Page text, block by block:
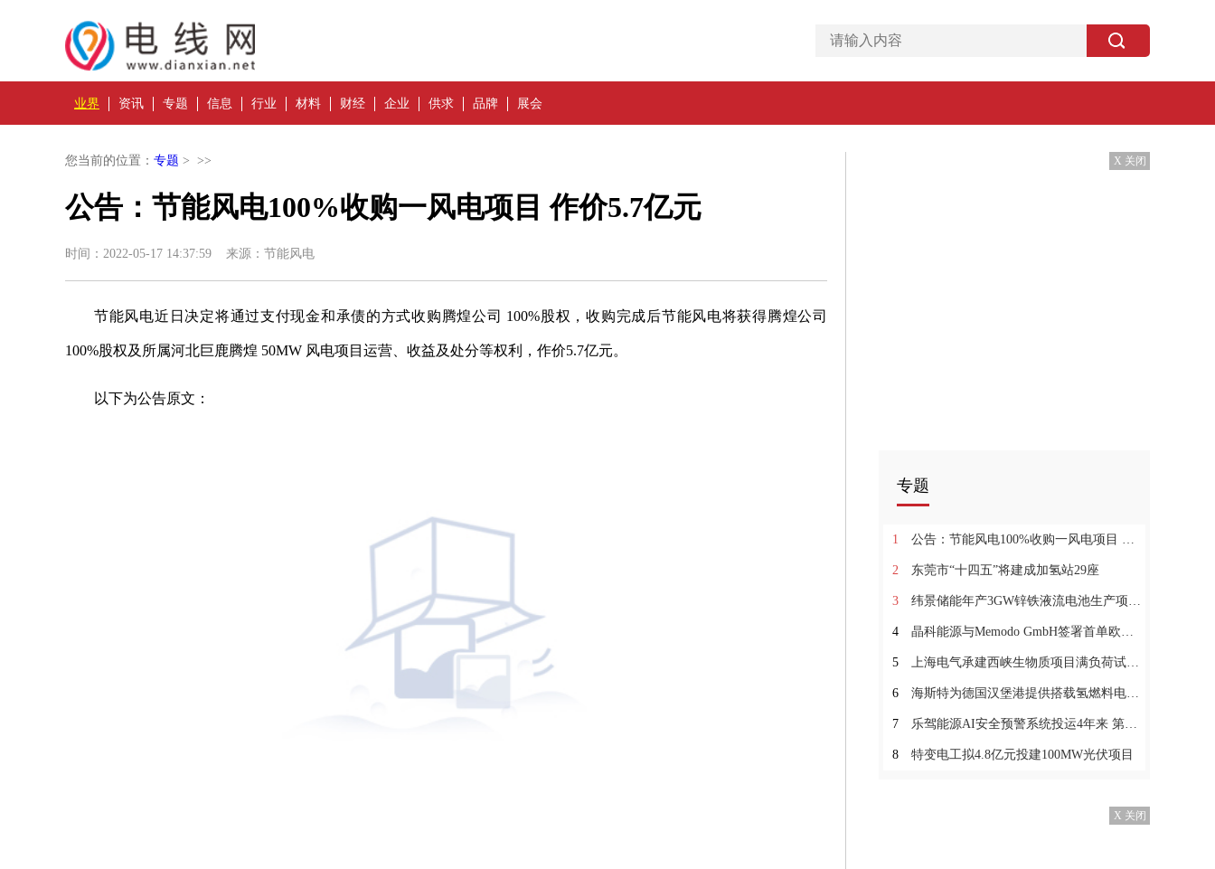
业界 资讯 专题 信息 行业 材料 财经 企业 供求 品牌 展会
您当前的位置： 专题 > >>
公告：节能风电100%收购一风电项目 作价5.7亿元
时间：2022-05-17 14:37:59 来源：节能风电
节能风电近 日决定将通过支付现金和承债的方式收购腾煌公司 100%股权，收购完成后节能风电将获得腾煌公司
100%股权及所属河北巨鹿腾煌 50MW 风电项目运营、收益及处分等权利，作价5.7亿元。
以下为公告原文：
X 关闭
专题
1 公告：节能风电100%收购一风电项目 作价5.7亿元
2 东莞市“十四五”将建成加氢站29座
3 纬景储能年产3GW锌铁液流电池生产项目获备案批准
4 晶科能源与Memodo GmbH签署首单欧洲储能方案框架协议
5 上海电气承建西峡生物质项目满负荷试运行成功
6 海斯特为德国汉堡港提供搭载氢燃料电池的空箱堆高机和码头牵引车
7 乐驾能源AI安全预警系统投运4年来 第六次成功预警锂电池电站安全事故
8 特变电工拟4.8亿元投建100MW光伏项目
X 关闭